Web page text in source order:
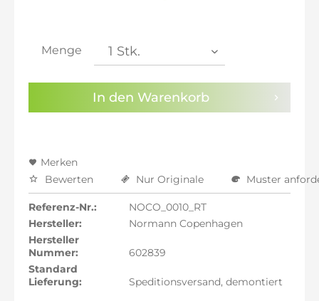
Sie haben dieDatenschutzbestimmungenzur
Kenntnis genommen.
inkl. 21% MwSt.: 2.135,29 €
inkl. 22% MwSt.: 2.152,94 €
Menge
In den Warenkorb
Merken
Bewerten
Nur Originale Muster
Referenz-Nr.:
NOCO_0010_RT
Hersteller:
Normann Copenhagen
Hersteller
Nummer:
602839
Standard
Lieferung:
Speditionsversand, demontiert